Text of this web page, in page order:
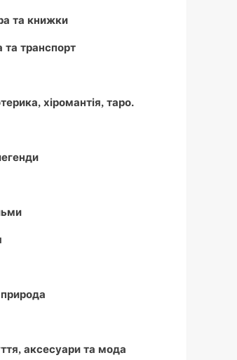
та книжки
та транспорт
хіромантія, таро.
аксесуари та мода